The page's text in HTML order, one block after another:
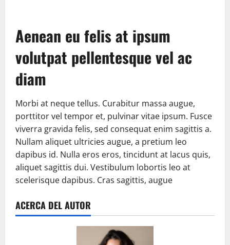
Aenean eu felis at ipsum
volutpat pellentesque vel ac
diam
Morbi at neque tellus. Curabitur massa augue,
porttitor vel tempor et, pulvinar vitae ipsum. Fusce
viverra gravida felis, sed consequat enim sagittis a.
Nullam aliquet ultricies augue, a pretium leo
dapibus id. Nulla eros eros, tincidunt at lacus quis,
aliquet sagittis dui. Vestibulum lobortis leo at
scelerisque dapibus. Cras sagittis, augue
ACERCA DEL AUTOR